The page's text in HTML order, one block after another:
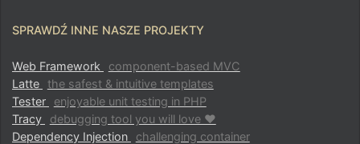
SPRAWDŹ INNE NASZE PROJEKTY
Web Framework
component-based MVC
Latte the safest & intuitive templates
Tester
enjoyable unit testing in PHP
Tracy
debugging tool you will love ♥
Dependency Injection
challenging container